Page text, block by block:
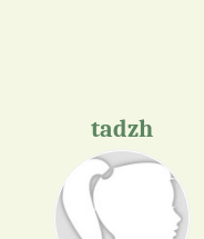
tadzh